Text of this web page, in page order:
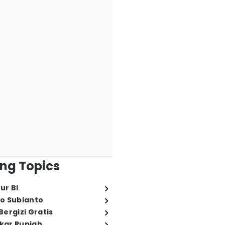
Topics
BI
Subianto
Gratis